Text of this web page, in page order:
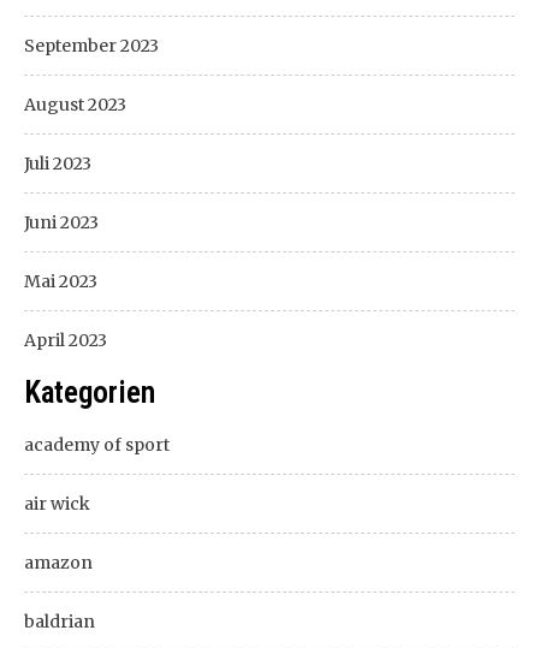
September 2023
August 2023
Juli 2023
Juni 2023
Mai 2023
April 2023
Kategorien
academy of sport
air wick
amazon
baldrian